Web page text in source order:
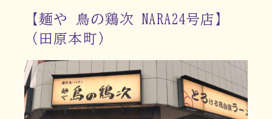
【麺や 鳥の鶏次 NARA24号店】
（田原本町）